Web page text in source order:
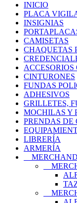
INICIO
PLACA
INSIGNIAS
CAMISETAS
CHAQUETAS
CINTURONES
FUNDAS
ADHESIVOS
GRILLETES,
MOCHILAS Y
PRENDAS DE
LIBRERÍA
ARMERÍA